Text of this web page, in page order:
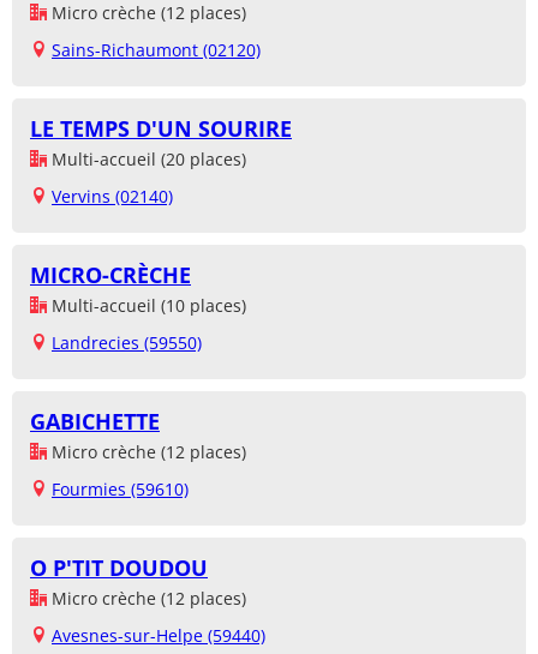
Micro crèche (12 places)
Sains-Richaumont (02120)
LE TEMPS D'UN SOURIRE
Multi-accueil (20 places)
Vervins (02140)
MICRO-CRÈCHE
Multi-accueil (10 places)
Landrecies (59550)
GABICHETTE
Micro crèche (12 places)
Fourmies (59610)
O P'TIT DOUDOU
Micro crèche (12 places)
Avesnes-sur-Helpe (59440)